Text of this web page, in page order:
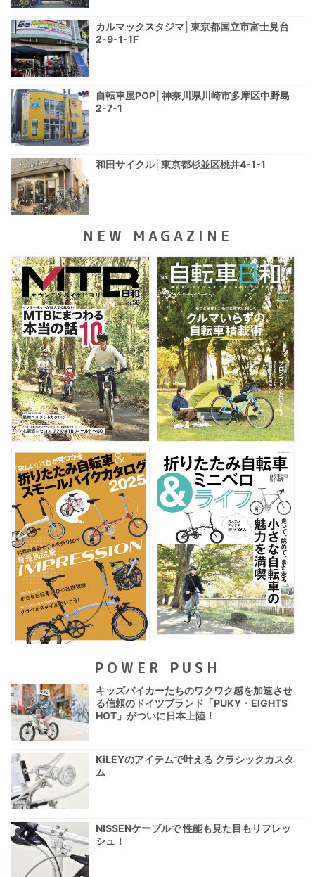
カルマックスタジマ│東京都国立市富士見台
2-9-1-1F
自転車屋POP│神奈川県川崎市多摩区中野島
2-7-1
和田サイクル│東京都杉並区桃井4-1-1
NEW MAGAZINE
POWER PUSH
キッズバイカーたちのワクワク感を加速させ
る信頼のドイツブランド「PUKY・EIGHTS
HOT」がついに日本上陸！
KiLEYのアイテムで叶える クラシックカスタ
ム
NISSENケーブルで 性能も見た目もリフレッ
シュ！